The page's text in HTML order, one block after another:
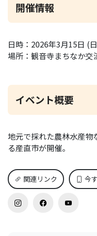
開催情報
日時：2026年3月15日 (
場所：観音寺まちなか交
イベント概要
地元で採れた農林水産物
る産直市が開催。
関連リンク 今